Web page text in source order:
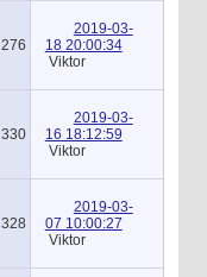
276
2019-03-
18 20:00:34
Viktor
330
2019-03-
16 18:12:59
Viktor
328
2019-03-
07 10:00:27
Viktor